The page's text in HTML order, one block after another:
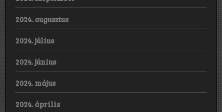
2024. augusztus
2024. július
2024. június
2024. május
2024. április